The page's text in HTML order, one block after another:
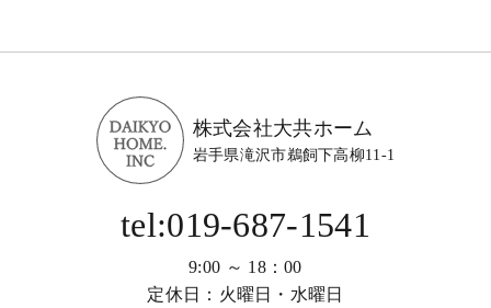
株式会社大共ホーム
岩手県滝沢市鵜飼下高柳11-1
tel:019-687-1541
9:00 ～ 18：00
定休日：火曜日・水曜日